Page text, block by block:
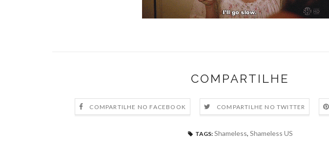
COMPARTILHE
COMPARTILHE NO FACEBOOK COMPARTILHE NO TWITTER
TAGS: Shameless, Shameless US